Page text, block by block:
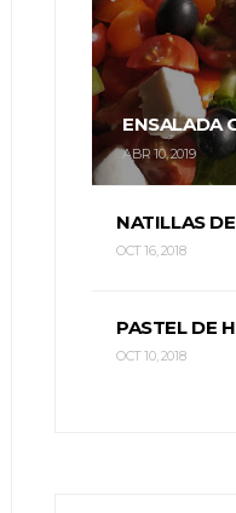
ENSALADA
ABR 10, 2019
NATILLAS
OCT 16, 2018
PASTEL DE
OCT 10, 2018